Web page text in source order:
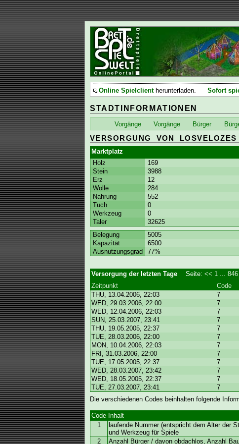
Online Spielclientherunterladen. Sofort
STADTINFORMATIONEN
Vorgänge Vorgänge Bürger
VERSORGUNG VON LOSVELOZES
Marktplatz
Holz
169
Stein
3988
Erz
12
Wolle
284
Nahrung
552
Tuch
0
Werkzeug
0
Taler
32625
Belegung
5005
Kapazität
6500
Ausnutzungsgrad
77%
Versorgung der letzten Tage Seite:<< 1 ...846
Zeitpunkt
Code
THU, 13.04.2006, 22:03
7
WED, 29.03.2006, 22:00
7
WED, 12.04.2006, 22:03
7
SUN, 25.03.2007, 23:41
7
THU, 19.05.2005, 22:37
7
TUE, 28.03.2006, 22:00
7
MON, 10.04.2006, 22:03
7
FRI, 31.03.2006, 22:00
7
TUE, 17.05.2005, 22:37
7
WED, 28.03.2007, 23:42
7
WED, 18.05.2005, 22:37
7
TUE, 27.03.2007, 23:41
7
Die verschiedenen Codes beinhalten folgende
Code Inhalt
1
laufende Nummer (entspricht dem Alter der
und Werkzeug für Spiele
2
Anzahl Bürger / davon obdachlos, Anzahl